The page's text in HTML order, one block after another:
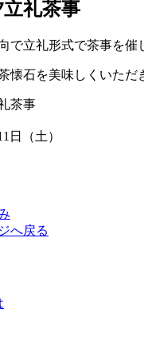
礼茶事
で立礼形式で茶事を催
懐石を美味しくいただ
日（土）
へ戻る